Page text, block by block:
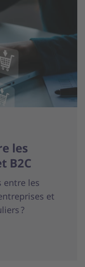
les
B2C
entre les
et
?